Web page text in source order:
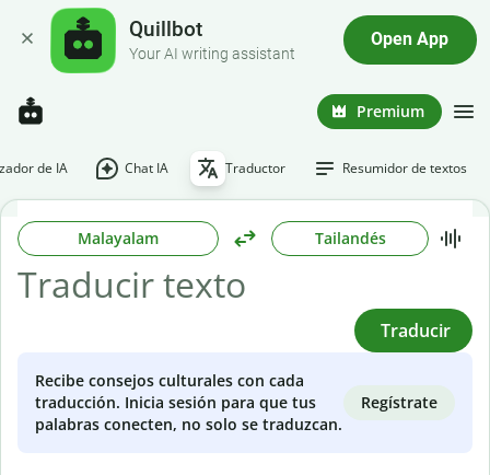
Quillbot
Your AI writing assistant
Open App
Premium
de IA Chat IA Traductor Resumidor de textos
Malayalam Tailandés
Traducir
Recibe consejos culturales con cada
traducción. Inicia sesión para que tus
palabras conecten, no solo se traduzcan.
Regístrate